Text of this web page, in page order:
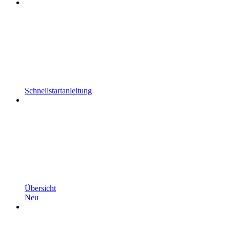
Schnellstartanleitung
Übersicht
Neu